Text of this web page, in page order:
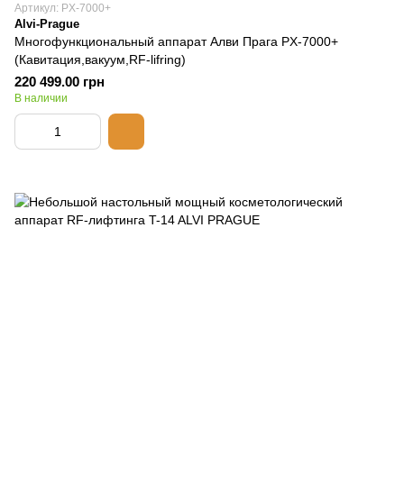
Артикул: PX-7000+
Alvi-Prague
Многофункциональный аппарат Алви Прага PX-7000+
(Кавитация,вакуум,RF-lifring)
220 499.00 грн
В наличии